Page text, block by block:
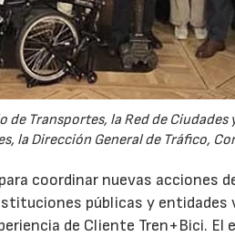
Transportes, la Red de
la Dirección General de Tráfico,
coordinar nuevas acciones
públicas y entidades
de Cliente Tren+Bici.